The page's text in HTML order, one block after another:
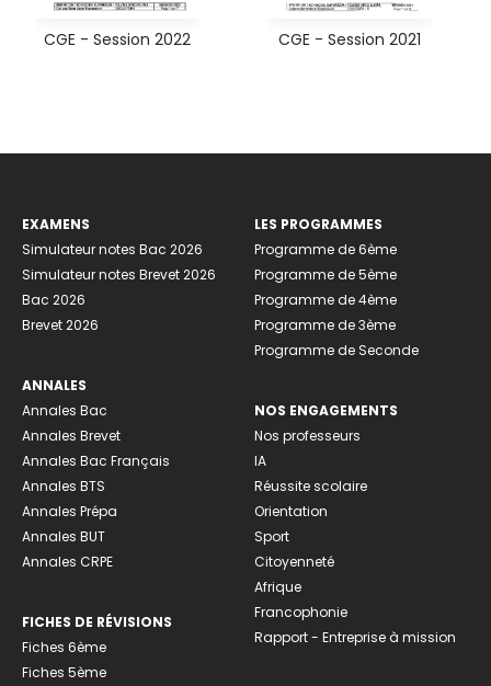
CGE - Session 2022 CGE - Session 2021
EXAMENS
Simulateur notes Bac 2026
Simulateur notes Brevet 2026
Bac 2026
Brevet 2026
ANNALES
Annales Bac
Annales Brevet
Annales Bac Français
Annales BTS
Annales Prépa
Annales BUT
Annales CRPE
FICHES DE RÉVISIONS
Fiches 6ème
Fiches 5ème
LES PROGRAMMES
Programme de 6ème
Programme de 5ème
Programme de 4ème
Programme de 3ème
Programme de Seconde
NOS ENGAGEMENTS
Nos professeurs
IA
Réussite scolaire
Orientation
Sport
Citoyenneté
Afrique
Francophonie
Rapport - Entreprise à mission